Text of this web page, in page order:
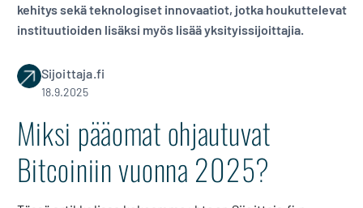
kehitys sekä teknologiset innovaatiot, jotka houkuttelevat
instituutioiden lisäksi myös lisää yksityissijoittajia.
Sijoittaja.fi
18.9.2025
Miksi pääomat ohjautuvat
Bitcoiniin vuonna 2025?